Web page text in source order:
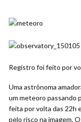
Registro foi feito por
Uma astrônoma
um meteoro passando
feita por volta das 22h
pelo risco na imagem.